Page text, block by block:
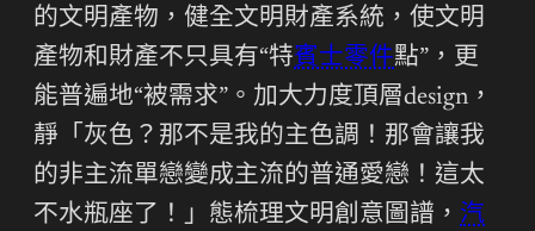
的文明產物，健全文明財產系統，使文明
產物和財產不只具有“特賓士零件點”，更
能普遍地“被需求”。加大力度頂層design，
靜「灰色？那不是我的主色調！那會讓我
的非主流單戀變成主流的普通愛戀！這太
不水瓶座了！」態梳理文明創意圖譜， 汽